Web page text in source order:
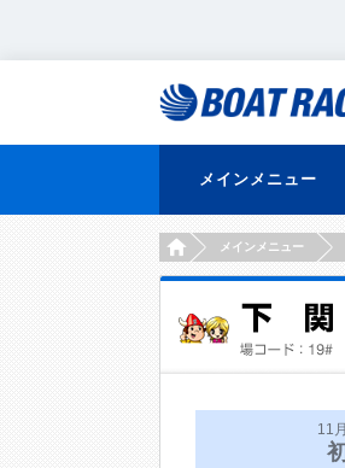
メインメニュー
HOMEメインメニュー
11